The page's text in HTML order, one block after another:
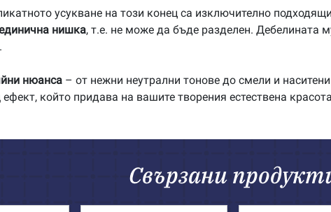
усукване на този конец са изключително
нишка, т.е. не може да бъде разделен. Дебелината
нюанса – от нежни неутрални тонове до смели и
който придава на вашите творения естествена
Свързани